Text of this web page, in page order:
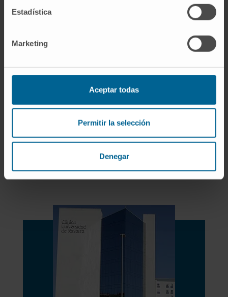
Estadística
Marketing
Aceptar todas
Permitir la selección
Denegar
asistencial, docente y de investigación, que en
Enfermedades que tratamos:
Cáncer de próstata
Cáncer de vejiga
Cáncer de testículo
Incontinencia urinaria
Litiasis renal
Prolapsos genitourinarios